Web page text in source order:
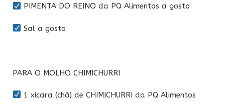
PIMENTA DO REINO da PQ Alimentos a gosto
Sal a gosto
PARA O MOLHO CHIMICHURRI
1 xícara (chá) de CHIMICHURRI da PQ Alimentos